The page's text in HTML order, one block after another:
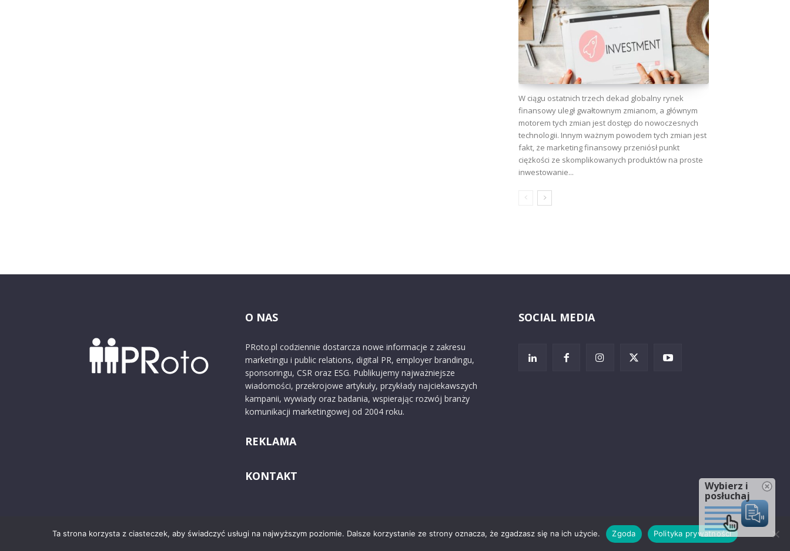
W ciągu ostatnich trzech dekad globalny rynek
finansowy uległ gwałtownym zmianom, a głównym
motorem tych zmian jest dostęp do nowoczesnych
technologii. Innym ważnym powodem tych zmian jest
fakt, że marketing finansowy przeniósł punkt
ciężkości ze skomplikowanych produktów na proste
inwestowanie...
O NAS
PRoto.pl codziennie dostarcza nowe informacje z zakresu
marketingu i public relations, digital PR, employer brandingu,
sponsoringu, CSR oraz ESG. Publikujemy najważniejsze
wiadomości, przekrojowe artykuły, przykłady najciekawszych
kampanii, wywiady oraz badania, wspierając rozwój branży
komunikacji marketingowej od 2004 roku.
REKLAMA
KONTAKT
SOCIAL MEDIA
© 2024 PRoto.pl O nas Reklama Zastrzeżenia prawne
Ta strona korzysta z ciasteczek, aby świadczyć usługi na najwyższym poziomie. Dalsze korzystanie ze strony oznacza, że zgadzasz się na ich użycie. Zgoda Polityka prywatności
Wybierz i
posłuchaj